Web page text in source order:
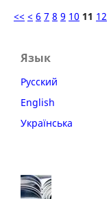
<< < 6 7 8 9 10 11 12
Язык
Русский
English
Українська